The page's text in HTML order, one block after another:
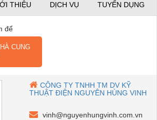
THIỆU DỊCH VỤ TUYỂN DỤNG
để
CUNG
CÔNG TY TNHH TM DV KỸ
THUẬT ĐIỆN NGUYÊN HÙNG VINH
vinh@nguyenhungvinh.com.vn